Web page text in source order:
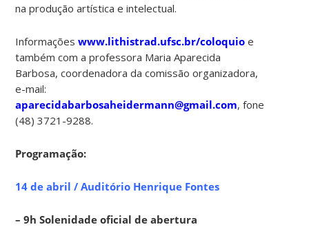
na produção artística e intelectual.
Informaçõeswww.lithistrad.ufsc.br/coloquio e
também com a professora Maria Aparecida
Barbosa, coordenadora da comissão organizadora,
e-mail:
aparecidabarbosaheidermann@gmail.com, fone
(48) 3721-9288.
Programação:
14 de abril / Auditório Henrique Fontes
– 9h Solenidade oficial de abertura